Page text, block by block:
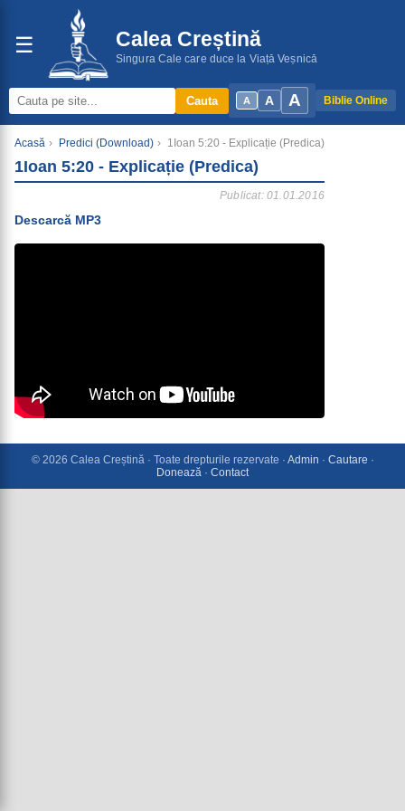
☰ Calea Creștină
Singura Cale care duce la Viață Veșnică
A A A Biblie Online
Cauta
Acasă › Predici (Download) › 1Ioan 5:20 - Explicație (Predica)
1Ioan 5:20 - Explicație (Predica)
Publicat: 01.01.2016
Descarcă MP3
© 2026 Calea Creștină · Toate drepturile rezervate · Admin · Cautare ·
Donează · Contact